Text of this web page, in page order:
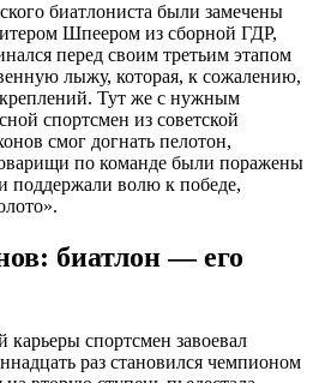
биатлониста были замечены
Шпеером из сборной ГДР,
перед своим третьим этапом
лыжу, которая, к сожалению,
Тут же с нужным
спортсмен из советской
смог догнать пелотон,
по команде были поражены
поддержали волю к победе,
биатлон — его
карьеры спортсмен завоевал
раз становился чемпионом